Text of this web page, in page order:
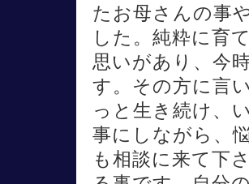
たお母さんの事
した。純粋に育
思いがあり、今
す。その方に言
っと生き続け、
事にしながら、
も相談に来て下